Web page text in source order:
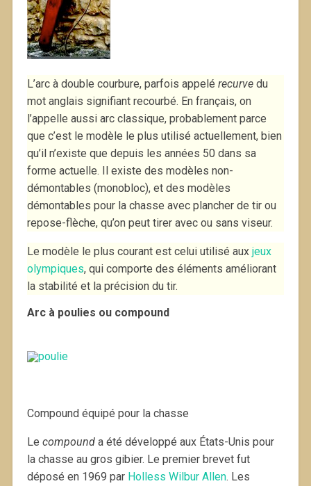
L’arc à double courbure, parfois appelé recurvedu
mot anglais signifiant recourbé. En français, on
l’appelle aussi arc classique, probablement parce
que c’est le modèle le plus utilisé actuellement, bien
qu’il n’existe que depuis les années 50 dans sa
forme actuelle. Il existe des modèles non-
démontables (monobloc), et des modèles
démontables pour la chasse avec plancher de tir ou
repose-flèche, qu’on peut tirer avec ou sans viseur.
Le modèle le plus courant est celui utilisé aux jeux
olympiques, qui comporte des éléments améliorant
la stabilité et la précision du tir.
Arc à poulies ou compound
Compound équipé pour la chasse
Le compounda été développé aux États-Unis pour
la chasse au gros gibier. Le premier brevet fut
déposé en 1969 par Holless Wilbur Allen. Les